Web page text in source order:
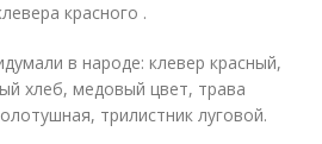
красного .
в народе: клевер красный,
хлеб, медовый цвет, трава
трилистник луговой.